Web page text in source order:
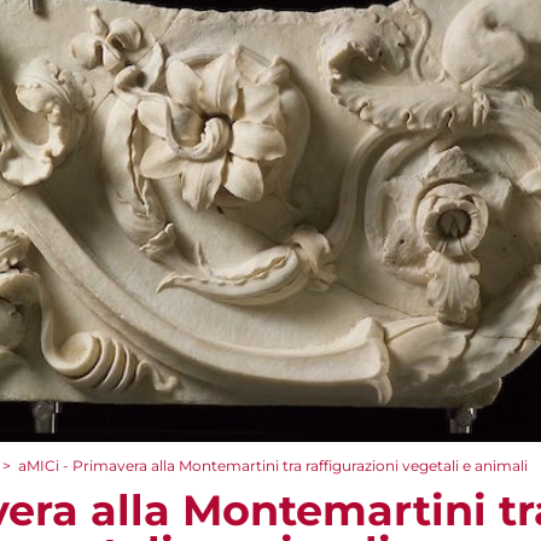
> aMICi - Primavera alla Montemartini tra raffigurazioni vegetali e animali
alla Montemartini